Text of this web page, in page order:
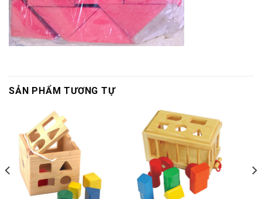
SẢN PHẨM TƯƠNG TỰ